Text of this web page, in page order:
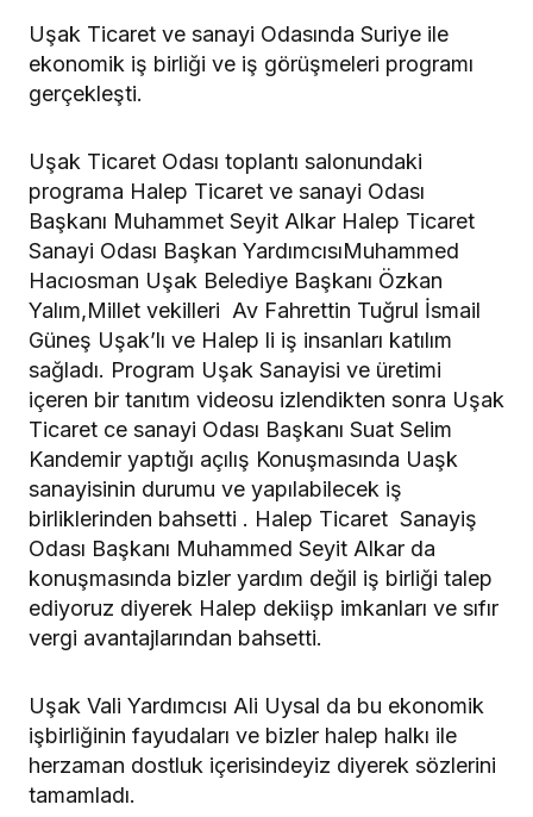
Uşak Ticaret ve sanayi Odasında Suriye ile
ekonomik iş birliği ve iş görüşmeleri programı
gerçekleşti.
Uşak Ticaret Odası toplantı salonundaki
programa Halep Ticaret ve sanayi Odası
Başkanı Muhammet Seyit Alkar Halep Ticaret
Sanayi Odası Başkan YardımcısıMuhammed
Hacıosman Uşak Belediye Başkanı Özkan
Yalım,Millet vekilleri Av Fahrettin Tuğrul İsmail
Güneş Uşak’lı ve Halep li iş insanları katılım
sağladı. Program Uşak Sanayisi ve üretimi
içeren bir tanıtım videosu izlendikten sonra Uşak
Ticaret ce sanayi Odası Başkanı Suat Selim
Kandemir yaptığı açılış Konuşmasında Uaşk
sanayisinin durumu ve yapılabilecek iş
birliklerinden bahsetti . Halep Ticaret Sanayiş
Odası Başkanı Muhammed Seyit Alkar da
konuşmasında bizler yardım değil iş birliği talep
ediyoruz diyerek Halep dekiişp imkanları ve sıfır
vergi avantajlarından bahsetti.
Uşak Vali Yardımcısı Ali Uysal da bu ekonomik
işbirliğinin fayudaları ve bizler halep halkı ile
herzaman dostluk içerisindeyiz diyerek sözlerini
tamamladı.